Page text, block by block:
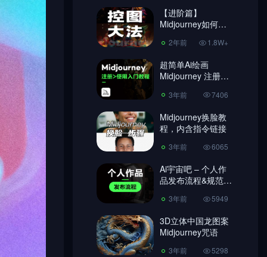
Midjourney换脸教
程，内含指令链接
3年前 6065
Ai宇宙吧 – 个人作
品发布流程&规范
【必读】
3年前 5949
3D立体中国龙图案
Midjourney咒语
3年前 5298
【进阶篇】
Midjourney如何控
如！2年前 1.8W+
超简单Ai绘画
Midjourney 注册教
3年前 7406
Midjourney换脸教
程，内含指令链接
3年前 6065
Ai宇宙吧 – 个人作
品发布流程&规范
3年前 5949
3D立体中国龙图案
Midjourney咒语
3年前 5298